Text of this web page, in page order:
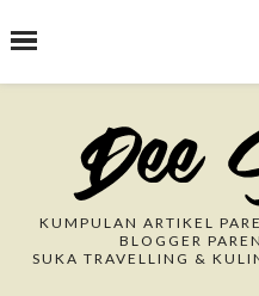
Search
KUMPULAN ARTIKEL
BLOGGER
SUKA TRAVELLING &